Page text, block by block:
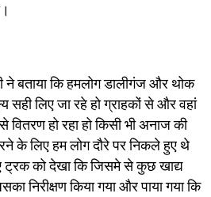
ने बताया कि हमलोग डालीगंज और थोक
सही लिए जा रहे हो ग्राहकों से और वहां
हो रहा हो किसी भी अनाज की
के लिए हम लोग दौरे पर निकले हुए थे
को देखा कि जिसमे से कुछ खाद्य
निरीक्षण किया गया और पाया गया कि